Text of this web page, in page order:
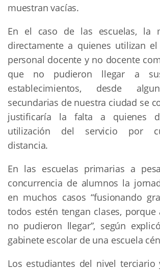
muestran vacías.
En el caso de las escuelas, la
directamente a quienes utilizan
personal docente y no docente
que no pudieron llegar a
establecimientos, desde
secundarias de nuestra ciudad se
justificaría la falta a quienes
utilización del servicio por
distancia.
En las escuelas primarias a
concurrencia de alumnos la
en muchos casos “fusionando
todos estén tengan clases, porque
no pudieron llegar”, según
gabinete escolar de una escuela
Los estudiantes del nivel terciario